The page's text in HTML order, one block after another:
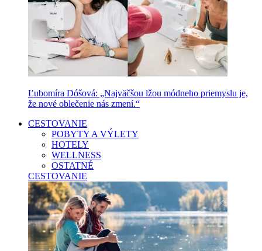
Ľubomíra Dóšová: „Najväčšou lžou módneho priemyslu je,
že nové oblečenie nás zmení.“
CESTOVANIE
POBYTY A VÝLETY
HOTELY
WELLNESS
OSTATNÉ
CESTOVANIE